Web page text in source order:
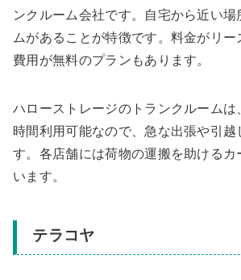
ンクルーム会社です。自宅から近い
ムがあることが特徴です。料金がリー
費用が無料のプランもあります。
ハローストレージのトランクルーム
時間利用可能なので、急な出張や引
す。各店舗には荷物の運搬を助けるカ
います。
テラコヤ